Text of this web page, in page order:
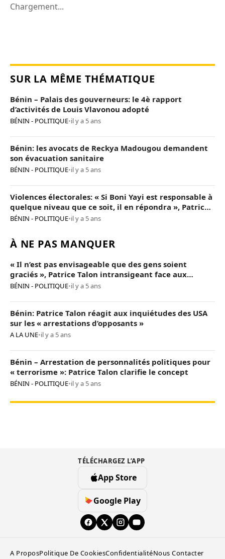
Chargement...
SUR LA MÊME THÉMATIQUE
Bénin – Palais des gouverneurs: le 4è rapport
d’activités de Louis Vlavonou adopté
BÉNIN - POLITIQUE•il y a 5 ans
Bénin: les avocats de Reckya Madougou demandent
son évacuation sanitaire
BÉNIN - POLITIQUE•il y a 5 ans
Violences électorales: « Si Boni Yayi est responsable à
quelque niveau que ce soit, il en répondra », Patrice
Talon
BÉNIN - POLITIQUE•il y a 5 ans
À NE PAS MANQUER
« Il n’est pas envisageable que des gens soient
graciés », Patrice Talon intransigeant face aux
« opposants terroristes »
BÉNIN - POLITIQUE•il y a 5 ans
Bénin: Patrice Talon réagit aux inquiétudes des USA
sur les « arrestations d’opposants »
A LA UNE•il y a 5 ans
Bénin – Arrestation de personnalités politiques pour
« terrorisme »: Patrice Talon clarifie le concept
BÉNIN - POLITIQUE•il y a 5 ans
TÉLÉCHARGEZ L’APP
App Store
Google Play
A ProposPolitique De CookiesConfidentialitéNous Contacter